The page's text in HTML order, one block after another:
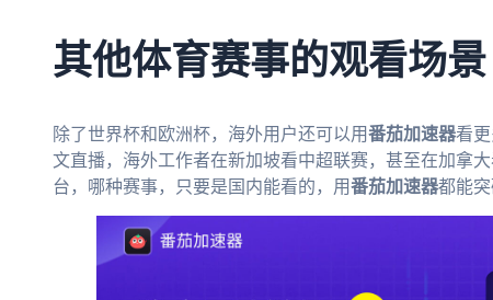
其他体育赛事的观看场景
除了世界杯和欧洲杯，海外用户还可以用番茄加速器看
文直播，海外工作者在新加坡看中超联赛，甚至在加拿
台，哪种赛事，只要是国内能看的，用番茄加速器都能突